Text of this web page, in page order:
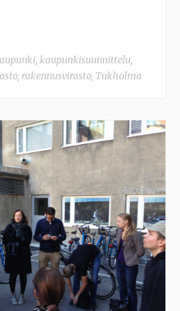
, kaupunkisuunnittelu,
, rakennusvirasto, Tukholma